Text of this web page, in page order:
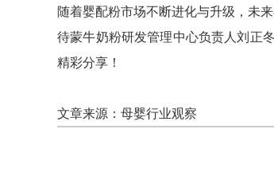
随着婴配粉市场不断进化与升级，未
待蒙牛奶粉研发管理中心负责人刘正
精彩分享！
文章来源：母婴行业观察